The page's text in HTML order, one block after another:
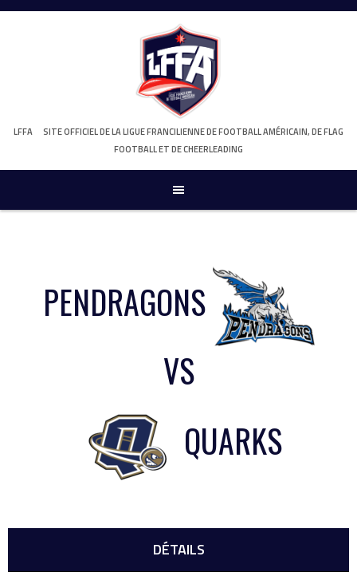
Skip
LFFA
SITE OFFICIEL DE LA LIGUE FRANCILIENNE DE FOOTBALL AMÉRICAIN, DE FLAG
FOOTBALL ET DE CHEERLEADING
PENDRAGONS
VS
QUARKS
DÉTAILS